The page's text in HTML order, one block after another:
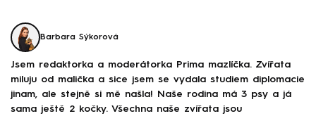
Barbara Sýkorová
Jsem redaktorka a moderátorka Prima mazlíčka. Zvířata
miluju od malička a sice jsem se vydala studiem diplomacie
jinam, ale stejně si mě našla! Naše rodina má 3 psy a já
sama ještě 2 kočky. Všechna naše zvířata jsou